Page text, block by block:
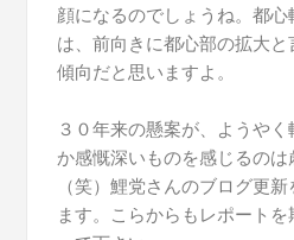
顔になるのでしょうね。都心
は、前向きに都心部の拡大
傾向だと思いますよ。
３０年来の懸案が、ようや
か感慨深いものを感じるの
（笑）鯉党さんのブログ更
ます。こらからもレポート